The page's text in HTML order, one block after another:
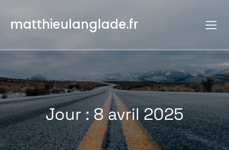
contenu
matthieulanglade.fr
Jour :8 avril 2025